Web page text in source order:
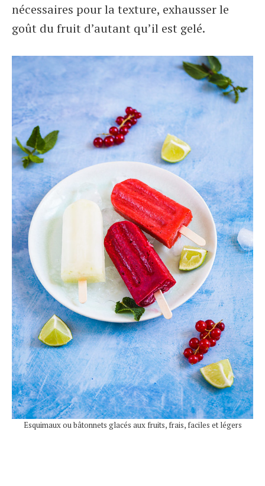
nécessaires pour la texture, exhausser le
goût du fruit d’autant qu’il est gelé.
Esquimaux ou bâtonnets glacés aux fruits, frais, faciles et légers